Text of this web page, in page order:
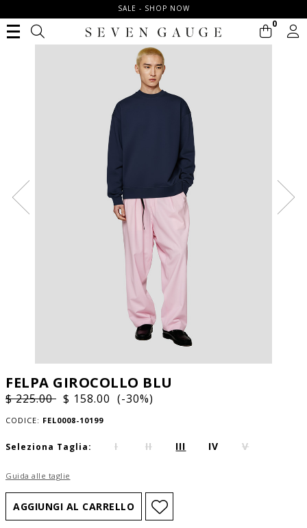
SALE - SHOP NOW
0
FELPA GIROCOLLO BLU
$ 225.00 $ 158.00 (-30%)
CODICE: FEL0008-10199
Seleziona Taglia: I II III IV V
Guida alle taglie